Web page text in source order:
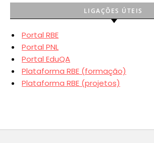
LIGAÇÕES ÚTEIS
Portal RBE
Portal PNL
Portal EduQA
Plataforma RBE (formação)
Plataforma RBE (projetos)